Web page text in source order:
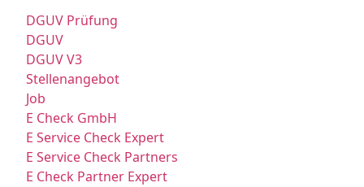
DGUV Prüfung
DGUV
DGUV V3
Stellenangebot
Job
E Check GmbH
E Service Check Expert
E Service Check Partners
E Check Partner Expert